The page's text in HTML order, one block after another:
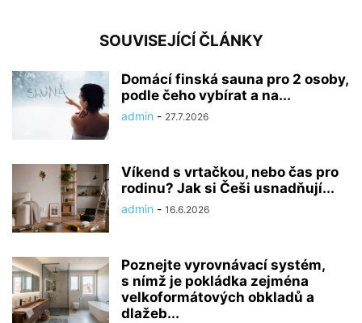
SOUVISEJÍCÍ ČLÁNKY
Domácí finská sauna pro 2 osoby,
podle čeho vybírat a na...
admin - 27.7.2026
Víkend s vrtačkou, nebo čas pro
rodinu? Jak si Češi usnadňují...
admin - 16.6.2026
Poznejte vyrovnávací systém,
s nímž je pokládka zejména
velkoformátových obkladů a
dlažeb...